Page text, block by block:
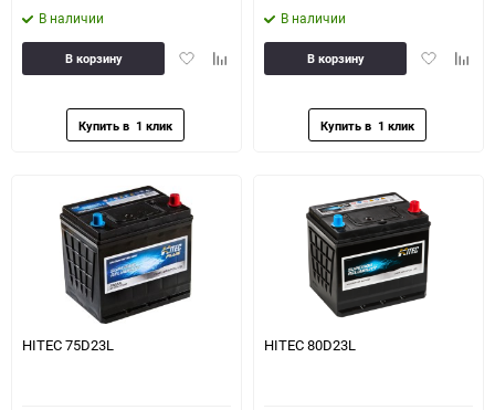
В наличии
ДобавитьДобавить
В корзину
В наличии
Добавить
В корзину
HITEC 75D23L HITEC 80D23L